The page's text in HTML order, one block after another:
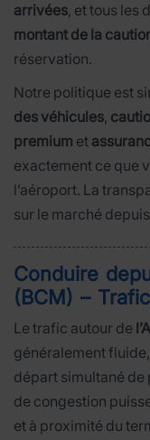
arrivées, et tous les
montant de la
réservation.
Notre politique est
des véhicules,
premium et
exactement ce que
l’aéroport. La
sur le marché depuis
Conduire
(BCM) –
Le trafic autour de
généralement
départ simultané de
de congestion
et à proximité du